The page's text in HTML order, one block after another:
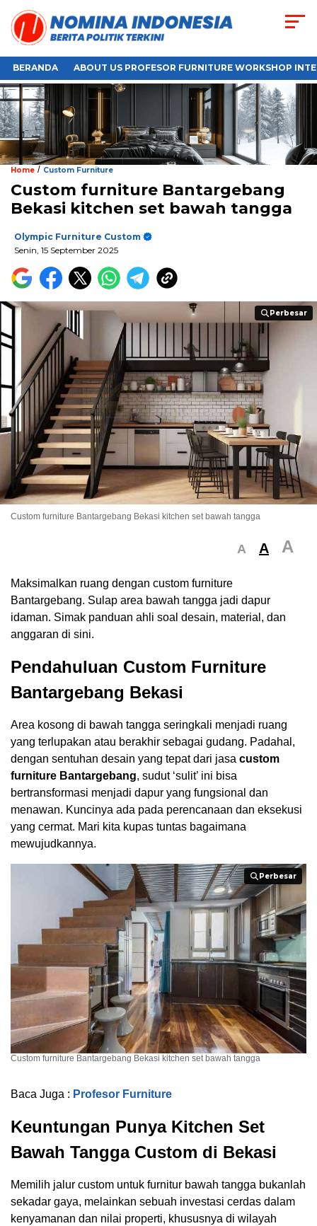
BERANDA ABOUT US PROFESOR FURNITURE WORKSHOP
Home / Custom Furniture
Custom furniture Bantargebang
Bekasi kitchen set bawah tangga
Olympic Furniture Custom
Senin, 15 September 2025
Perbesar
Perbesar
Custom furniture Bantargebang Bekasi kitchen set bawah tangga
A A A
Maksimalkan ruang dengan custom furniture
Bantargebang. Sulap area bawah tangga jadi dapur
idaman. Simak panduan ahli soal desain, material, dan
anggaran di sini.
Pendahuluan Custom Furniture
Bantargebang Bekasi
Area kosong di bawah tangga seringkali menjadi ruang
yang terlupakan atau berakhir sebagai gudang. Padahal,
dengan sentuhan desain yang tepat dari jasa custom
furniture Bantargebang, sudut ‘sulit’ ini bisa
bertransformasi menjadi dapur yang fungsional dan
menawan. Kuncinya ada pada perencanaan dan eksekusi
yang cermat. Mari kita kupas tuntas bagaimana
mewujudkannya.
Perbesar
Perbesar
Custom furniture Bantargebang Bekasi kitchen set bawah tangga
Baca Juga : Profesor Furniture
Keuntungan Punya Kitchen Set
Bawah Tangga Custom di Bekasi
Memilih jalur custom untuk furnitur bawah tangga bukanlah
sekadar gaya, melainkan sebuah investasi cerdas dalam
kenyamanan dan nilai properti, khususnya di wilayah